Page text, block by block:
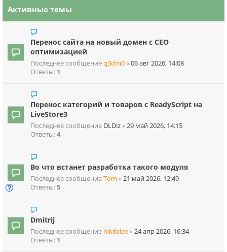
Активные темы
Перенос сайта на новый домен с СЕО
оптимизацией
Последнее сообщениеq3dm0«06 авг 2026, 14:08
Ответы: 1
Перенос категорий и товаров с ReadyScript на
LiveStore3
Последнее сообщение DLDiz«29 май 2026, 14:15
Ответы:4
Во что встанет разработка такого модуля
Последнее сообщениеTom «21 май 2026, 12:49
Ответы:5
Dmitrij
Последнее сообщение nikifalex«24 апр 2026, 16:34
Ответы: 1